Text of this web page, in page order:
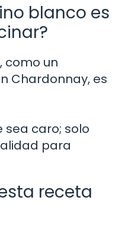
blanco es
como un
Chardonnay, es
sea caro; solo
para
receta